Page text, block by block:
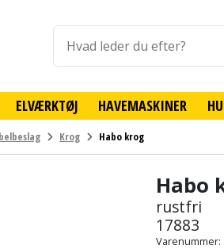
ELVÆRKTØJ HAVEMASKINER
Krog Habo krog
Habo
rustfri
17883
Varenummer: